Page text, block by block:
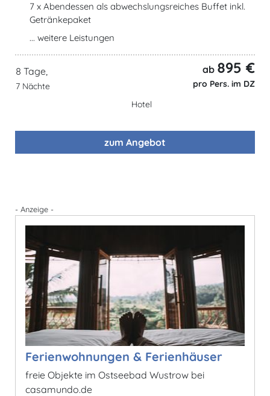
7 x Abendessen als abwechslungsreiches Buffet inkl.
Getränkepaket
... weitere Leistungen
8 Tage,
7 Nächte
ab 895 €
pro Pers. im DZ
Hotel
zum Angebot
- Anzeige -
Ferienwohnungen & Ferienhäuser
freie Objekte im Ostseebad Wustrow bei
casamundo.de